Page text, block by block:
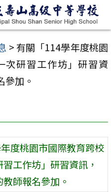
> 有關「114學年度桃園
次研習工作坊」研習資
參加。
度桃園市國際教育跨校
工作坊」研習資訊，
師報名參加。